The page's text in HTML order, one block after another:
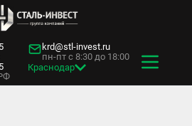
krd@stl-invest.ru
пн-пт с 8:30 до 18:00
Краснодар